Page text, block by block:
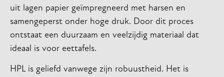
uit lagen papier geïmpregneerd met harsen en
samengeperst onder hoge druk. Door dit proces
ontstaat een duurzaam en veelzijdig materiaal dat
ideaal is voor eettafels.
HPL is geliefd vanwege zijn robuustheid. Het is